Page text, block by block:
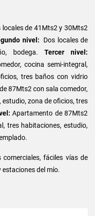
locales de 41Mts2 y 30Mts2
nivel: Dos locales de
bodega.Tercer nivel:
cocina semi-integral,
tres baños con vidrio
87Mts2 con sala comedor,
zona de oficios, tres
Apartamento de 87Mts2
tres habitaciones, estudio,
comerciales, fáciles vías de
del mío.